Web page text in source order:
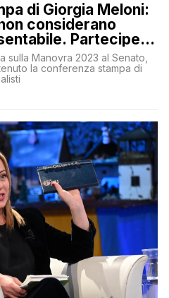
di Giorgia Meloni:
considerano
Parteciperò
Manovra 2023 al Senato,
la conferenza stampa di